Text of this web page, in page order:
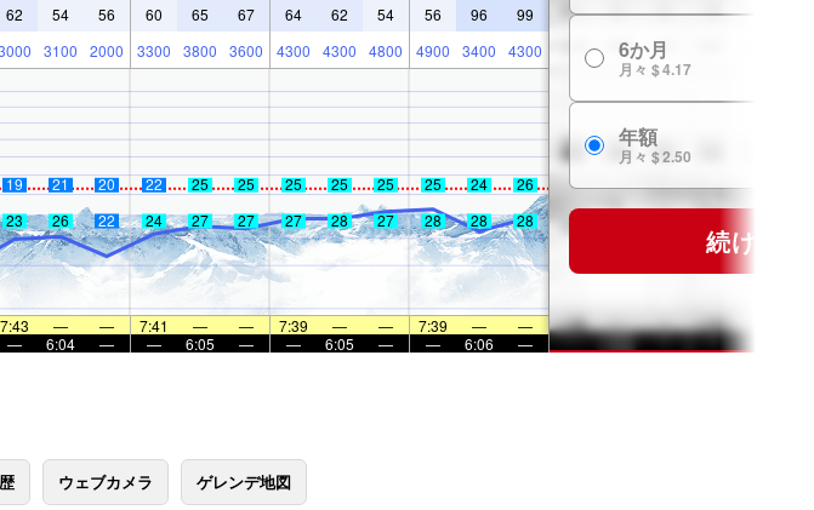
62 54 56 60 65 67 64 62 54 56 96 99
3100 2000 3300 3800 3600 4300 4300 4800 4900 3400 4300
19 21 20 22 25 25 25 25 25 25 24
26
23 26 22 24 27 27 27 28 27 28 28 28
7:43 — — 7:41 — — 7:39 — — 7:39 —
—
— 6:04 — — 6:05 — — 6:05 — — 6:06 —
6か月
月々 $ 4.17
年額
月々 $ 2.50
続ける
ウェブカメラ ゲレンデ地図